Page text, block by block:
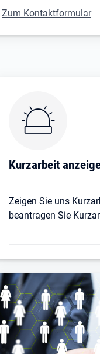
Zum Kontaktformular
Kurzarbeit
Zeigen Sie uns
beantragen Sie